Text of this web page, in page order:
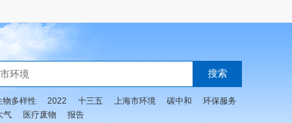
物多样性 2022 十三五 上海市环境 碳中和
环保服务
气 医疗废物 报告